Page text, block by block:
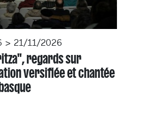
> 21/11/2026
regards sur
versifiée et chantée